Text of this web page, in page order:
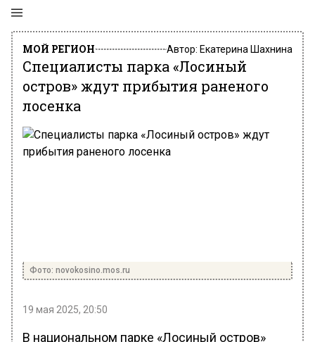
МОЙ РЕГИОН Автор: Екатерина Шахнина
Специалисты парка «Лосиный
остров» ждут прибытия раненого
лосенка
Фото: novokosino.mos.ru
19 мая 2025, 20:50
В национальном парке «Лосиный остров»